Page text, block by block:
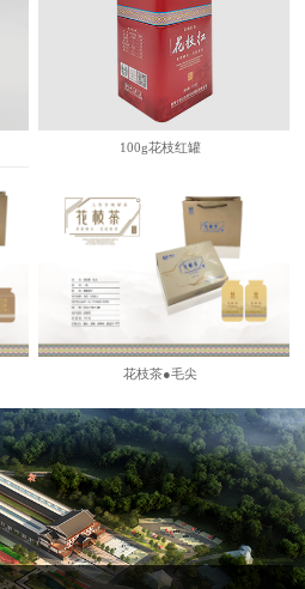
100g花枝红罐
花枝茶●毛尖